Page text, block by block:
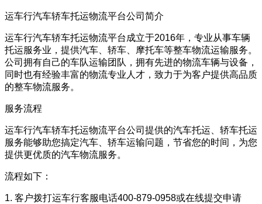
运车行汽车轿车托运物流平台公司简介
运车行汽车轿车托运物流平台成立于2016年，专业从事车辆
托运服务业，提供汽车、轿车、摩托车等整车物流运输服务。
公司拥有自己的车队运输团队，拥有先进的物流车辆与设备，
同时也有经验丰富的物流专业人才，致力于为客户提供高品质
的整车物流服务。
服务流程
运车行汽车轿车托运物流平台公司提供的汽车托运、轿车托运
服务能够助您搞定汽车、轿车运输问题，节省您的时间，为您
提供更优质的汽车物流服务。
流程如下：
1. 客户拨打运车行客服电话400-879-0958或在线提交申请